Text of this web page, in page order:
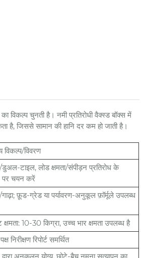
चुनती है। नमी प्रतिरोधी वैक्स्ड बॉक्स में
है, जिससे सामान की हानि दर कम हो जाती है।
विकल्प/विवरण
टाइल, लोड क्षमता/संपीड़न प्रतिरोध के
पर चयन करें
फ़ूड-ग्रेड या पर्यावरण-अनुकूल फ़ॉर्मूले उपलब्ध
क्षमता: 10-30 किग्रा, उच्च भार क्षमता उपलब्ध है
निरीक्षण रिपोर्ट समर्थित